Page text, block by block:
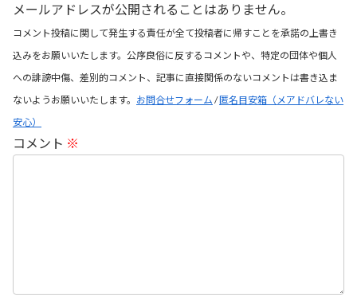
メールアドレスが公開されることはありません。
コメント投稿に関して発生する責任が全て投稿者に帰すことを承諾の上書き
込みをお願いいたします。公序良俗に反するコメントや、特定の団体や個人
への誹謗中傷、差別的コメント、記事に直接関係のないコメントは書き込ま
ないようお願いいたします。 お問合せフォーム /匿名目安箱（メアドバレない
安心）
コメント ※